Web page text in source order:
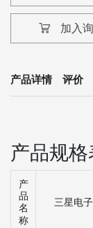
加入
产品详情 评价
产品规
产
品
名
称
三星电